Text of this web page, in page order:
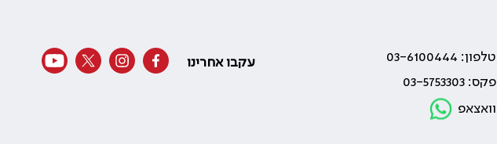
טלפון: 03-6100444
פקס: 03-5753303
וואצאפ
עקבו אחרינו